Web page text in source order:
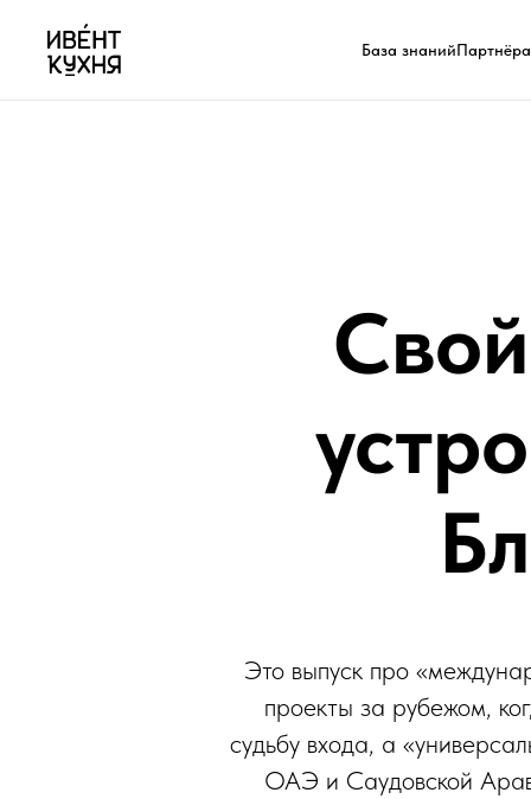
База знаний
Это выпуск про
проекты за рубежом,
судьбу входа, а
ОАЭ и Саудовской